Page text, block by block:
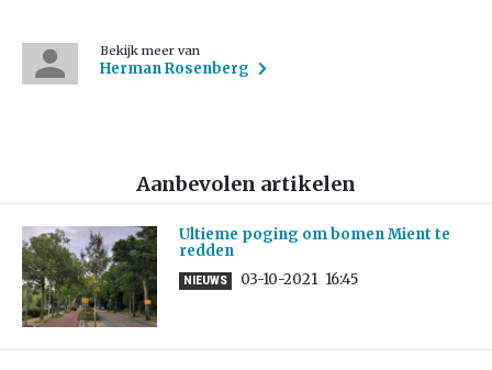
Bekijk meer van
Herman Rosenberg
Aanbevolen artikelen
Ultieme poging om bomen Mient te
redden
NIEUWS 03-10-2021 16:45